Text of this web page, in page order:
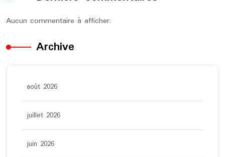
Aucun commentaire à afficher.
Archive
août 2026
juillet 2026
juin 2026